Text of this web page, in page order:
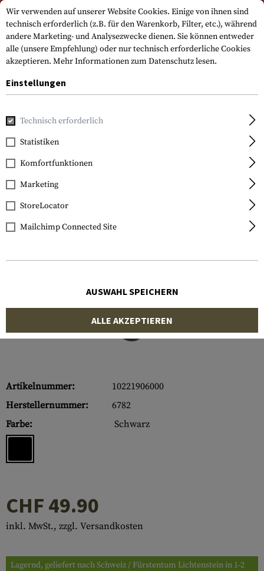
Bitte beachten Sie, dass die Lieferzeiten auf Grund eines Feiertags am
15.08.2026 abweichen können
Glock
Expanded Capacity
Magazine for Glock 26
10+2rds
Artikelnummer:
10221906000
Herstellernummer:
6782
Farbe:
Schwarz
CHF 49.90
inkl. MwSt., zzgl. Versandkosten
Lagernd, geliefert nach Schweiz / Fürstentum Lichtenstein in 1-2
Wir verwenden auf unserer Website Cookies. Einige von ihnen sind
technisch erforderlich (z.B. für den Warenkorb, Filter, etc.), während
andere Marketing- und Analysezwecke dienen. Sie können entweder
alle (unsere Empfehlung) oder nur technisch erforderliche Cookies
akzeptieren. Mehr Informationen zum Datenschutz lesen.
Einstellungen
Technisch erforderlich
Statistiken
Komfortfunktionen
Marketing
StoreLocator
Mailchimp Connected Site
AUSWAHL SPEICHERN
ALLE AKZEPTIEREN